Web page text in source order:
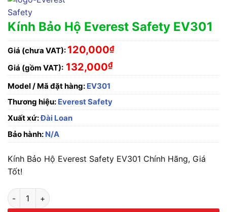
Kính Bảo Hộ Everest Safety EV301
Giá (chưa VAT): 120,000₫
Giá (gồm VAT): 132,000₫
Model / Mã đặt hàng: EV301
Thương hiệu: Everest Safety
Xuất xứ:Đài Loan
Bảo hành: N/A
Kính Bảo Hộ Everest Safety EV301 Chính Hãng, Giá
Tốt!
Kính Bảo Hộ Everest Safety EV301 số lượng